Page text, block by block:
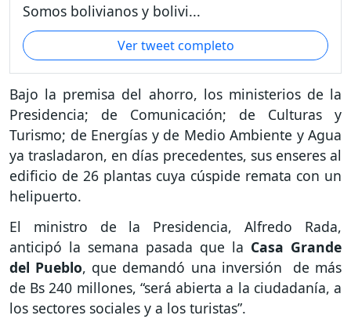
Somos bolivianos y bolivi...
Ver tweet completo
Bajo la premisa del ahorro, los ministerios de la
Presidencia; de Comunicación; de Culturas y
Turismo; de Energías y de Medio Ambiente y Agua
ya trasladaron, en días precedentes, sus enseres al
edificio de 26 plantas cuya cúspide remata con un
helipuerto.
El ministro de la Presidencia, Alfredo Rada,
anticipó la semana pasada que la Casa Grande
del Pueblo, que demandó una inversión de más
de Bs 240 millones, “será abierta a la ciudadanía, a
los sectores sociales y a los turistas”.